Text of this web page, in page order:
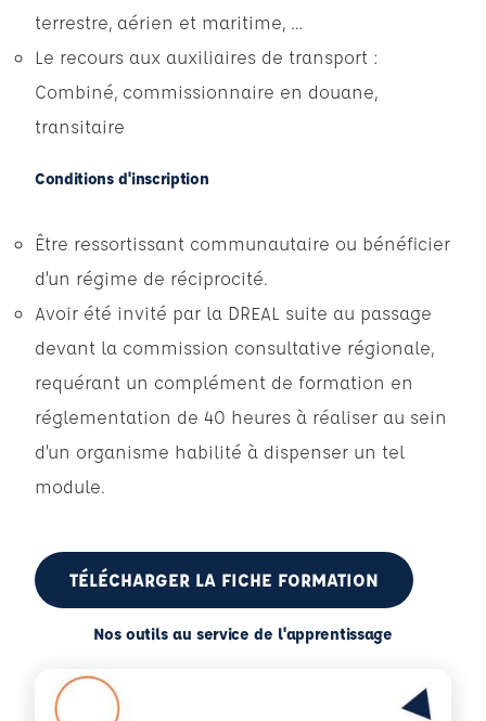
terrestre, aérien et maritime, …
Le recours aux auxiliaires de transport :
Combiné, commissionnaire en douane,
transitaire
Conditions d'inscription
Être ressortissant communautaire ou bénéficier
d’un régime de réciprocité.
Avoir été invité par la DREAL suite au passage
devant la commission consultative régionale,
requérant un complément de formation en
réglementation de 40 heures à réaliser au sein
d’un organisme habilité à dispenser un tel
module.
TÉLÉCHARGER LA FICHE FORMATION
Nos outils au service de l'apprentissage